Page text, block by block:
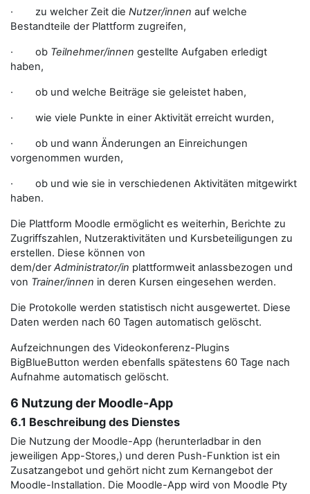
· zu welcher Zeit die Nutzer/innen auf welche
Bestandteile der Plattform zugreifen,
· ob Teilnehmer/innen gestellte Aufgaben erledigt
haben,
· ob und welche Beiträge sie geleistet haben,
· wie viele Punkte in einer Aktivität erreicht wurden,
· ob und wann Änderungen an Einreichungen
vorgenommen wurden,
· ob und wie sie in verschiedenen Aktivitäten mitgewirkt
haben.
Die Plattform Moodle ermöglicht es weiterhin, Berichte zu
Zugriffszahlen, Nutzeraktivitäten und Kursbeteiligungen zu
erstellen. Diese können von
dem/derAdministrator/in plattformweit anlassbezogen und
von Trainer/innen in deren Kursen eingesehen werden.
Die Protokolle werden statistisch nicht ausgewertet. Diese
Daten werden nach 60 Tagen automatisch gelöscht.
Aufzeichnungen des Videokonferenz-Plugins
BigBlueButton werden ebenfalls spätestens 60 Tage nach
Aufnahme automatisch gelöscht.
6 Nutzung der Moodle-App
6.1 Beschreibung des Dienstes
Die Nutzung der Moodle-App (herunterladbar in den
jeweiligen App-Stores,) und deren Push-Funktion ist ein
Zusatzangebot und gehört nicht zum Kernangebot der
Moodle-Installation. Die Moodle-App wird von Moodle Pty